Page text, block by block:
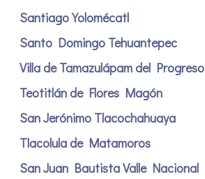
Santiago Yolomécatl
Santo Domingo Tehuantepec
Villa de Tamazulápam del Progreso
Teotitlán de Flores Magón
San Jerónimo Tlacochahuaya
Tlacolula de Matamoros
San Juan Bautista Valle Nacional